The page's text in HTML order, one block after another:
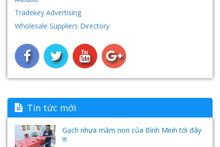
Nhà khối - Nhà chức năng
Nội thất nhựa
Hệ thống máy tính - Phần mềm học ngoại ngữ-
Tai nghe
Tradekey Advertising
Wholesale Suppliers Directory
Tin tức mới
Gạch nhựa mầm non của Bình Minh tới đây
!!!